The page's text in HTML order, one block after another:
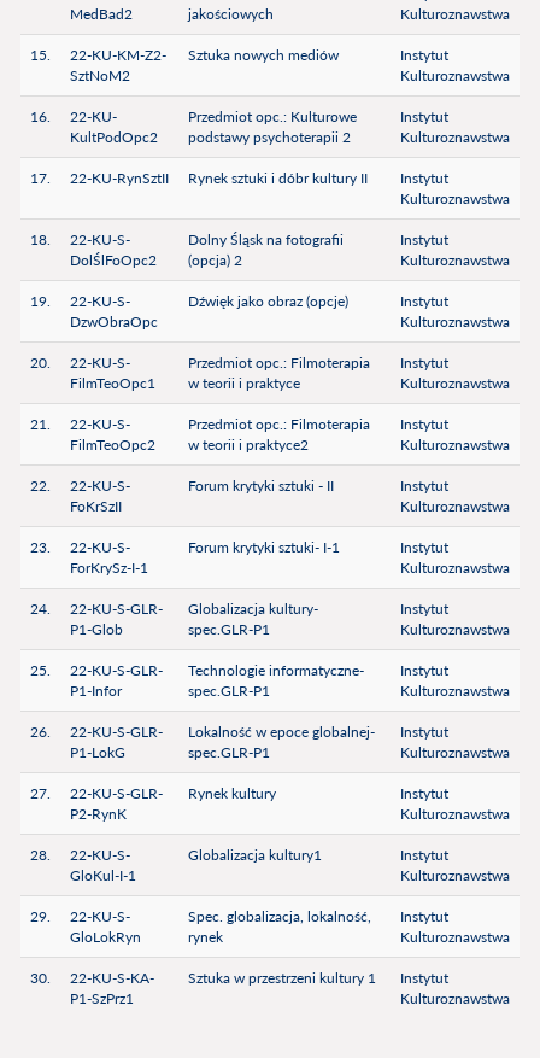
MedBad2
jakościowych
Kulturoznawstwa
15.
22-KU-KM-Z2-
SztNoM2
Sztuka nowych mediów
Instytut
Kulturoznawstwa
16.
22-KU-
KultPodOpc2
Przedmiot opc.: Kulturowe
podstawy psychoterapii 2
Instytut
Kulturoznawstwa
17. 22-KU-RynSztII Rynek sztuki i dóbr kultury II
Instytut
Kulturoznawstwa
18.
22-KU-S-
DolŚlFoOpc2
Dolny Śląsk na fotografii
(opcja) 2
Instytut
Kulturoznawstwa
19.
22-KU-S-
DzwObraOpc
Dźwięk jako obraz (opcje)
Instytut
Kulturoznawstwa
20.
22-KU-S-
FilmTeoOpc1
Przedmiot opc.: Filmoterapia
w teorii i praktyce
Instytut
Kulturoznawstwa
21.
22-KU-S-
FilmTeoOpc2
Przedmiot opc.: Filmoterapia
w teorii i praktyce2
Instytut
Kulturoznawstwa
22.
22-KU-S-
FoKrSzII
Forum krytyki sztuki - II
Instytut
Kulturoznawstwa
23.
22-KU-S-
ForKrySz-I-1
Forum krytyki sztuki- I-1
Instytut
Kulturoznawstwa
24.
22-KU-S-GLR-
P1-Glob
Globalizacja kultury-
spec.GLR-P1
Instytut
Kulturoznawstwa
25.
22-KU-S-GLR-
P1-Infor
Technologie informatyczne-
spec.GLR-P1
Instytut
Kulturoznawstwa
26.
22-KU-S-GLR-
P1-LokG
Lokalność w epoce globalnej-
spec.GLR-P1
Instytut
Kulturoznawstwa
27.
22-KU-S-GLR-
P2-RynK
Rynek kultury
Instytut
Kulturoznawstwa
28.
22-KU-S-
GloKul-I-1
Globalizacja kultury1
Instytut
Kulturoznawstwa
29.
22-KU-S-
GloLokRyn
Spec. globalizacja, lokalność,
rynek
Instytut
Kulturoznawstwa
30.
22-KU-S-KA-
P1-SzPrz1
Sztuka w przestrzeni kultury 1
Instytut
Kulturoznawstwa